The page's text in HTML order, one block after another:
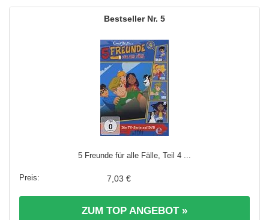
5
5 Freunde für alle Fälle, Teil 4 ...
7,03 €
ZUM TOP ANGEBOT »